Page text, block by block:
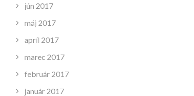
jún 2017
máj 2017
apríl 2017
marec 2017
február 2017
január 2017